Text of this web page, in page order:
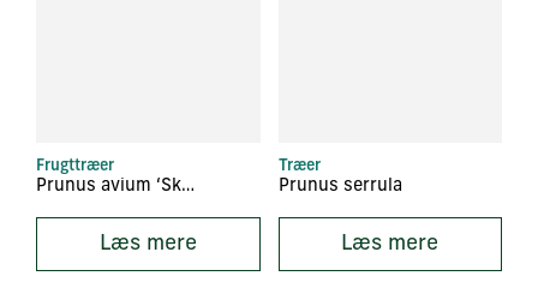
Frugttræer
Prunus avium ‘Skeena’
Læs mere
Træer
Prunus serrula
Læs mere